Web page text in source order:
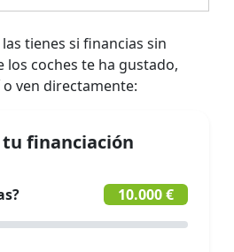
tienes si financias sin
los coches te ha gustado,
ven directamente:
financiación
10.000 €